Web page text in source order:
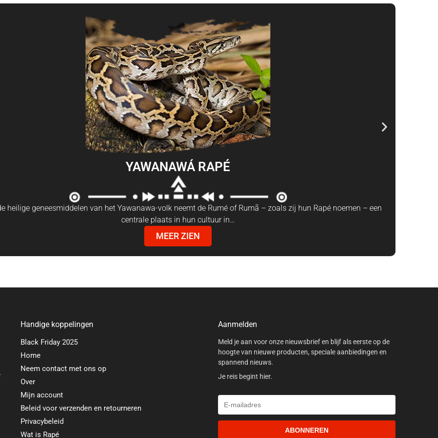
YAWANAWÁ RAPÉ
heilige geneesmiddelen van het Yawanawa-volk neemt de Rumé of Rumã – zoals zij hun Rapé noemen – een
centrale plaats in hun cultuur in…
MEER ZIEN
Handige koppelingen
Black Friday 2025
Home
Neem contact met ons op
Over
Mijn account
Beleid voor verzenden en retourneren
Privacybeleid
Wat is Rapé
Aanmelden
Meld je aan voor onze nieuwsbrief en blijf als eerste op de
hoogte van nieuwe producten, speciale aanbiedingen en
spannend nieuws.
Je reis begint hier.
ABONNEREN